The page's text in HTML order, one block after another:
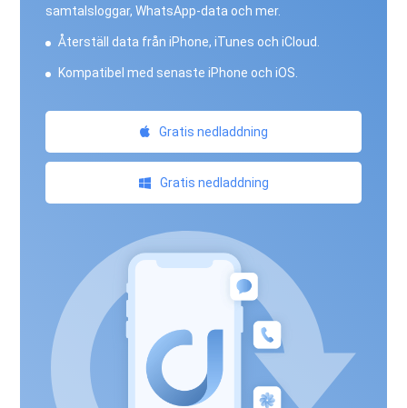
samtalsloggar, WhatsApp-data och mer.
Återställ data från iPhone, iTunes och iCloud.
Kompatibel med senaste iPhone och iOS.
Gratis nedladdning
Gratis nedladdning